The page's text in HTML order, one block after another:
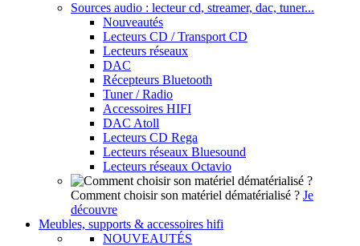
Sources audio : lecteur cd, streamer, dac, tuner...
Nouveautés
Lecteurs CD / Transport CD
Lecteurs réseaux
DAC
Récepteurs Bluetooth
Tuner / Radio
Accessoires HIFI
DAC Atoll
Lecteurs CD Rega
Lecteurs réseaux Bluesound
Lecteurs réseaux Octavio
Comment choisir son matériel dématérialisé ? Je
découvre
Meubles, supports & accessoires hifi
NOUVEAUTÉS